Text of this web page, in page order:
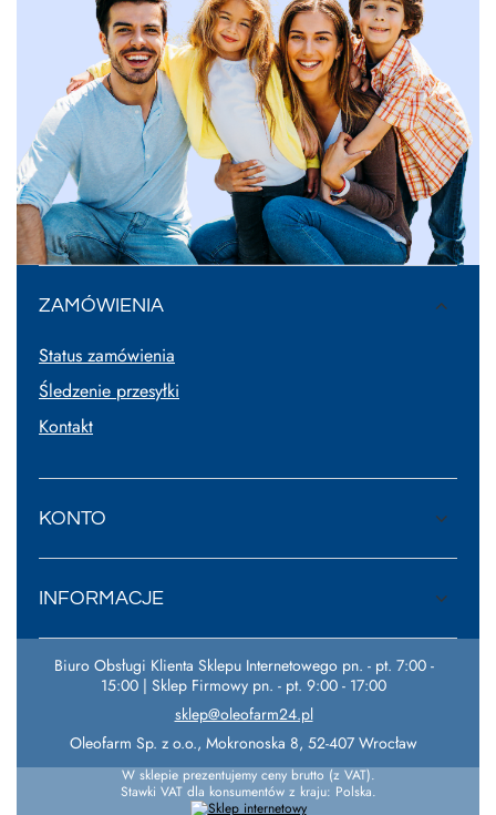
ZAMÓWIENIA
Status zamówienia
Śledzenie przesyłki
Kontakt
KONTO
INFORMACJE
Biuro Obsługi Klienta Sklepu Internetowego pn. - pt. 7:00 -
15:00 | Sklep Firmowy pn. - pt. 9:00 - 17:00
sklep@oleofarm24.pl
Oleofarm Sp. z o.o., Mokronoska 8, 52-407 Wrocław
W sklepie prezentujemy ceny brutto (z VAT).
Stawki VAT dla konsumentów z kraju: Polska.